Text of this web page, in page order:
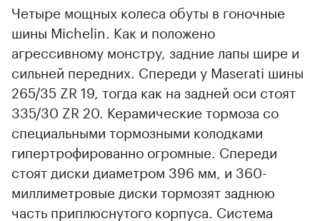
Четыре мощных колеса обуты в гоночные
шины Michelin. Как и положено
агрессивному монстру, задние лапы шире и
сильней передних. Спереди у Maserati шины
265/35 ZR 19, тогда как на задней оси стоят
335/30 ZR 20. Керамические тормоза со
специальными тормозными колодками
гипертрофированно огромные. Спереди
стоят диски диаметром 396 мм, и 360-
миллиметровые диски тормозят заднюю
часть приплюснутого корпуса. Система